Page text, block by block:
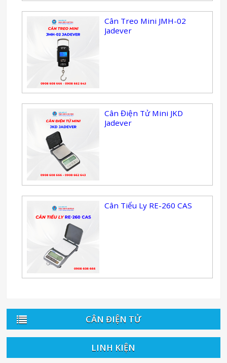
Cân Treo Mini JMH-02
Jadever
Cân Điện Tử Mini JKD
Jadever
Cân Tiểu Ly RE-260 CAS
CÂN ĐIỆN TỬ
LINH KIỆN